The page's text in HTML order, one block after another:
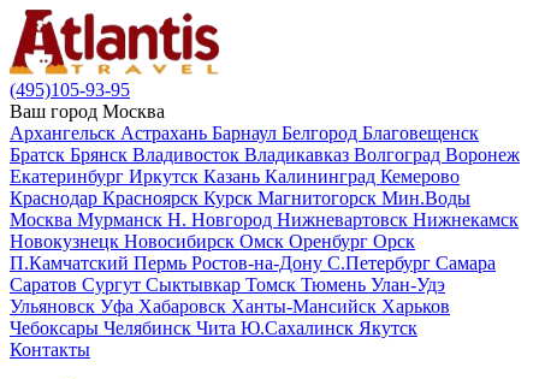
(495)105-93-95
Ваш город Москва
Архангельск Астрахань Барнаул Белгород Благовещенск
Братск Брянск Владивосток Владикавказ Волгоград Воронеж
Екатеринбург Иркутск Казань Калининград Кемерово
Краснодар Красноярск Курск Магнитогорск Мин.Воды
Москва Мурманск Н. Новгород Нижневартовск Нижнекамск
Новокузнецк Новосибирск Омск Оренбург Орск
П.Камчатский Пермь Ростов-на-Дону С.Петербург Самара
Саратов Сургут Сыктывкар Томск Тюмень Улан-Удэ
Ульяновск Уфа Хабаровск Ханты-Мансийск Харьков
Чебоксары Челябинск Чита Ю.Сахалинск Якутск
Контакты